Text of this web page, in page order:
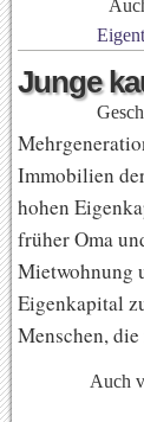
Junge
Immobilien
hohen
früher Oma
Mietwohnung
Eigenkapital
Menschen,
Auch